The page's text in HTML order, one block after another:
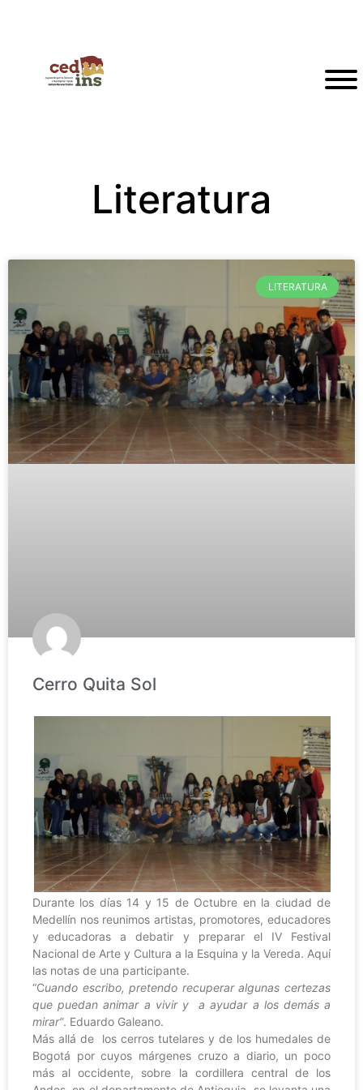
Literatura
LITERATURA
Cerro Quita Sol
Durante los días 14 y 15 de Octubre en la ciudad de
Medellín nos reunimos artistas, promotores, educadores
y educadoras a debatir y preparar el IV Festival
Nacional de Arte y Cultura a la Esquina y la Vereda. Aquí
las notas de una participante.
“Cuando escribo, pretendo recuperar algunas certezas
que puedan animar a vivir y a ayudar a los demás a
mirar”. Eduardo Galeano.
Más allá de los cerros tutelares y de los humedales de
Bogotá por cuyos márgenes cruzo a diario, un poco
más al occidente, sobre la cordillera central de los